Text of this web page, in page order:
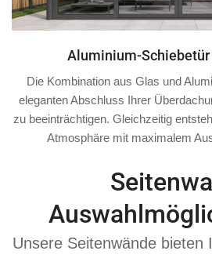
Aluminium-
Die Kombination aus Glas und
eleganten Abschluss Ihrer
zu beeinträchtigen. Gleichzeitig
Atmosphäre mit maximalem
Unsere Seitenwände bieten